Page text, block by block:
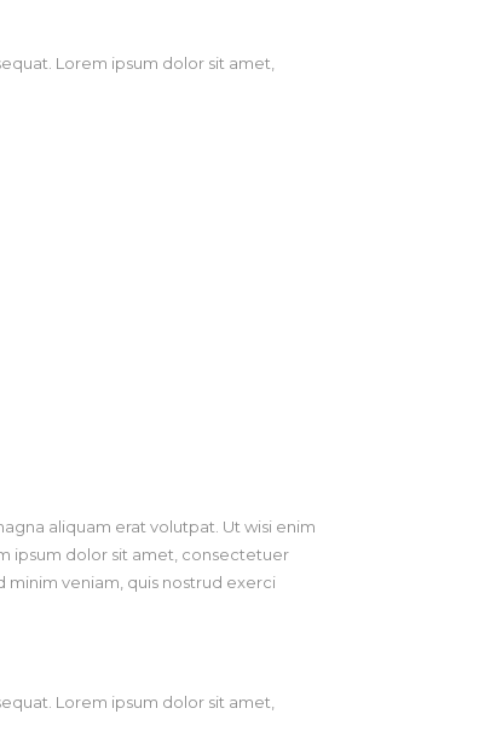
Lorem ipsum dolor sit amet,
aliquam erat volutpat. Ut wisi enim
ipsum dolor sit amet, consectetuer
veniam, quis nostrud exerci
Lorem ipsum dolor sit amet,